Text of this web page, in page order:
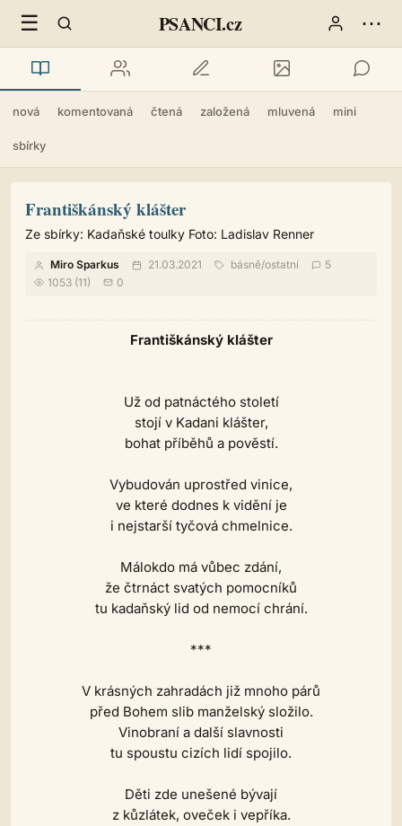
☰ PSANCI.cz ⋯
nová komentovaná čtená založená mluvená mini
sbírky
Františkánský klášter
Ze sbírky: Kadaňské toulky Foto: Ladislav Renner
Miro Sparkus 21.03.2021 básně/ostatní
5
1053 (11)
0
Františkánský klášter
Už od patnáctého století
stojí v Kadani klášter,
bohat příběhů a pověstí.
Vybudován uprostřed vinice,
ve které dodnes k vidění je
i nejstarší tyčová chmelnice.
Málokdo má vůbec zdání,
že čtrnáct svatých pomocníků
tu kadaňský lid od nemocí chrání.
***
V krásných zahradách již mnoho párů
před Bohem slib manželský složilo.
Vinobraní a další slavnosti
tu spoustu cizích lidí spojilo.
Děti zde unešené bývají
z kůzlátek, oveček i vepříka.